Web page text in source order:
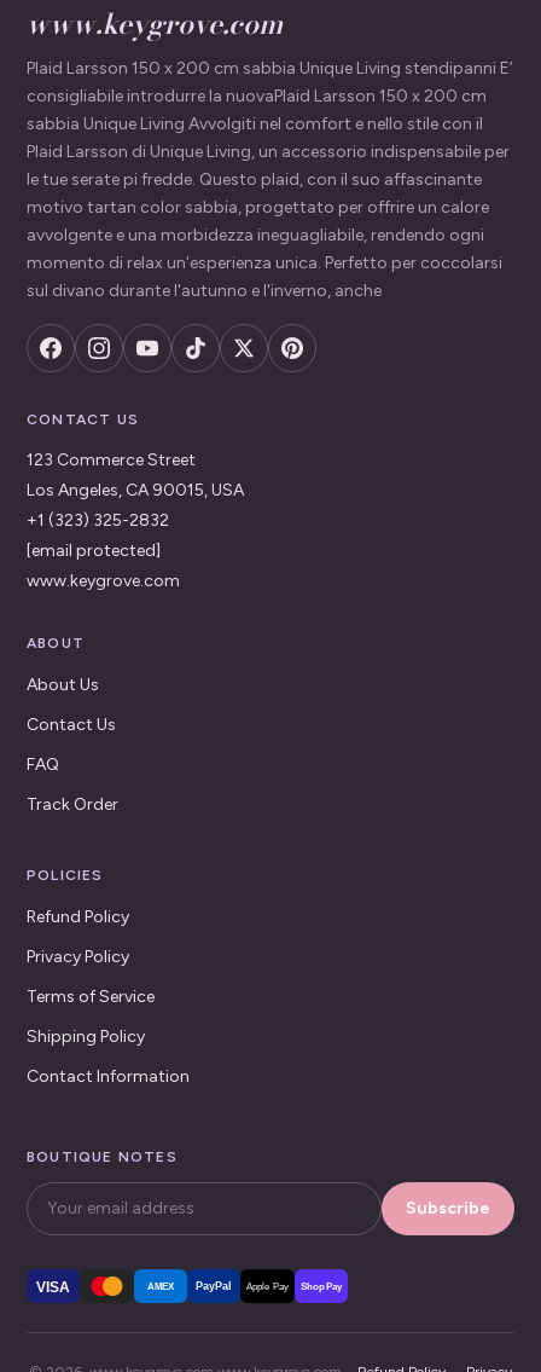
www.keygrove.com
Plaid Larsson 150 x 200 cm sabbia Unique Living stendipanni E’
consigliabile introdurre la nuovaPlaid Larsson 150 x 200 cm
sabbia Unique Living Avvolgiti nel comfort e nello stile con il
Plaid Larsson di Unique Living, un accessorio indispensabile per
le tue serate pi fredde. Questo plaid, con il suo affascinante
motivo tartan color sabbia, progettato per offrire un calore
avvolgente e una morbidezza ineguagliabile, rendendo ogni
momento di relax un'esperienza unica. Perfetto per coccolarsi
sul divano durante l'autunno e l'inverno, anche
CONTACT US
123 Commerce Street
Los Angeles, CA 90015, USA
+1 (323) 325-2832
[email protected]
www.keygrove.com
ABOUT
About Us
Contact Us
FAQ
Track Order
POLICIES
Refund Policy
Privacy Policy
Terms of Service
Shipping Policy
Contact Information
BOUTIQUE NOTES
Subscribe
VISA AMEX PayPal Apple Pay Shop Pay